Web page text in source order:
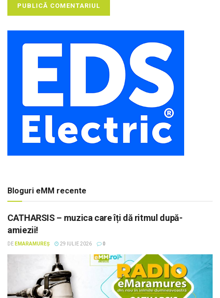
Bloguri eMM recente
CATHARSIS – muzica care îți dă ritmul după-
amiezii!
DE EMARAMUREȘ 29 IULIE 2026 0